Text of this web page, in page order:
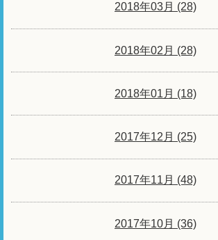
2018年03月 (28)
2018年02月 (28)
2018年01月 (18)
2017年12月 (25)
2017年11月 (48)
2017年10月 (36)